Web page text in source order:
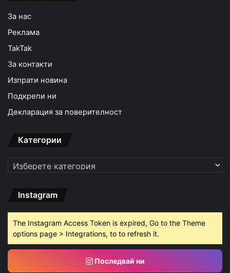
За нас
Реклама
TakTak
За контакти
Изпрати новина
Подкрепи ни
Декларация за поверителност
Категории
Категории
Instagram
The Instagram Access Token is expired, Go to the Theme
options page > Integrations, to to refresh it.
Последвай ни